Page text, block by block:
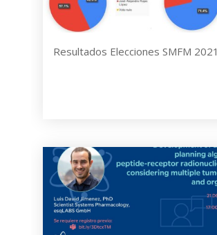
Resultados Elecciones SMFM 2021